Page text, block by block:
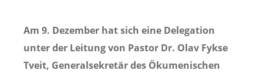
Am 9. Dezember hat sich eine Delegation
unter der Leitung von Pastor Dr. Olav Fykse
Tveit, Generalsekretär des Ökumenischen